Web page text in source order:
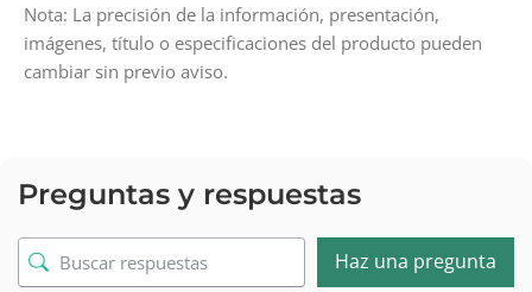
Nota: La precisión de la información, presentación,
imágenes, título o especificaciones del producto pueden
cambiar sin previo aviso.
Preguntas y respuestas
Haz una pregunta